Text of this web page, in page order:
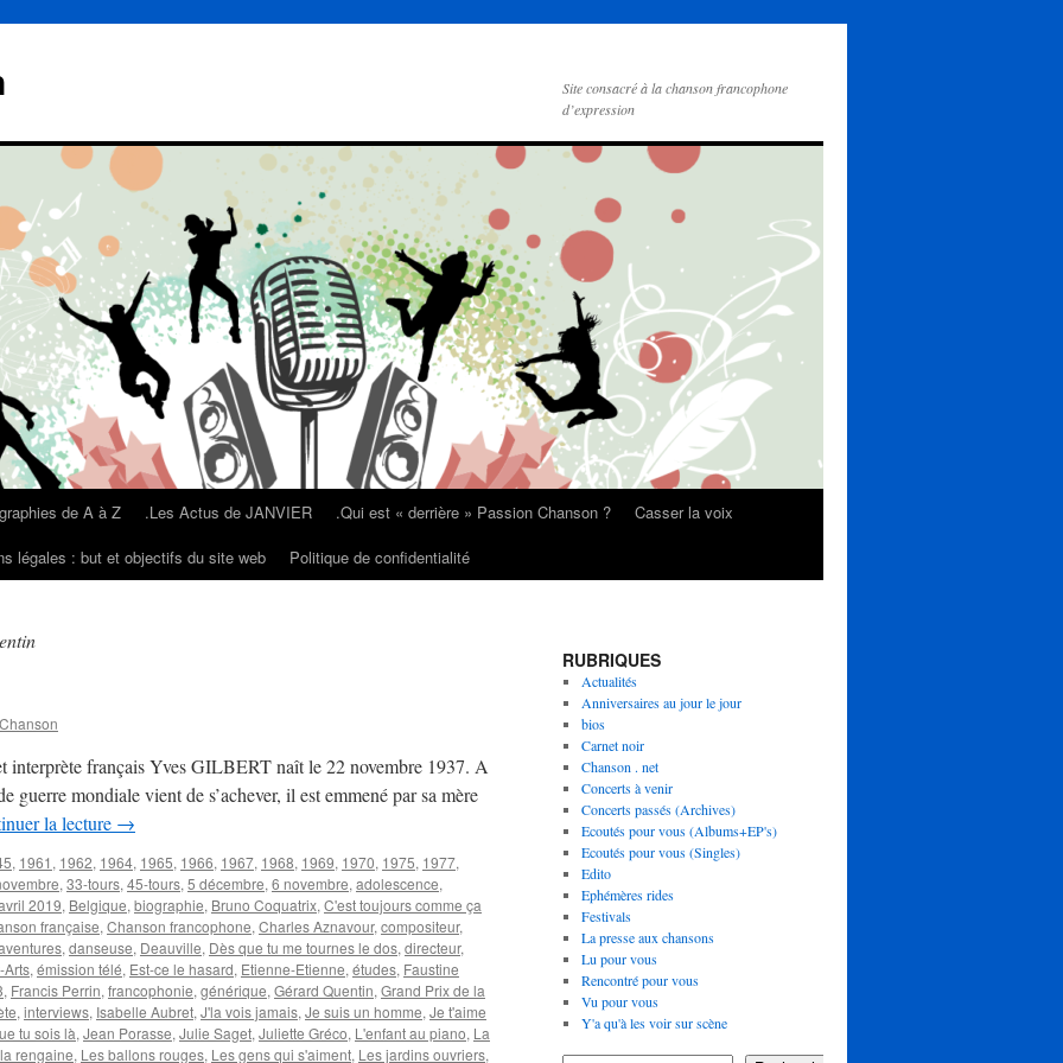
Site consacré à la chanson francophone
d’expression
de A à Z .Les Actus de JANVIER .Qui est « derrière » Passion Chanson ?
Casser la voix
légales : but et objectifs du site web Politique de confidentialité
interprète français Yves GILBERT naît le 22 novembre 1937. A
guerre mondiale vient de s’achever, il est emmené par sa mère
la lecture →
, 1961 , 1962, 1964, 1965, 1966, 1967, 1968, 1969, 1970, 1975, 1977,
, 33-tours, 45-tours, 5 décembre, 6 novembre, adolescence,
2019, Belgique, biographie, Bruno Coquatrix, C'est toujours comme ça
française, Chanson francophone, Charles Aznavour, compositeur,
, danseuse, Deauville, Dès que tu me tournes le dos, directeur,
Arts, émission télé, Est-ce le hasard, Etienne-Etienne, études, Faustine
, Francis Perrin, francophonie, générique, Gérard Quentin, Grand Prix de la
, interviews, Isabelle Aubret, J'la vois jamais, Je suis un homme, Je t'aime
tu sois là, Jean Porasse, Julie Saget, Juliette Gréco, L'enfant au piano, La
rengaine, Les ballons rouges, Les gens qui s'aiment, Les jardins ouvriers,
RUBRIQUES
Actualités
Anniversaires au jour le jour
bios
Carnet noir
Chanson . net
Concerts à venir
Concerts passés (Archives)
Ecoutés pour vous (Albums+EP's)
Ecoutés pour vous (Singles)
Edito
Ephémères rides
Festivals
La presse aux chansons
Lu pour vous
Rencontré pour vous
Vu pour vous
Y'a qu'à les voir sur scène